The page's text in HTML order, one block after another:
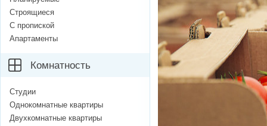
Строящиеся
С пропиской
Апартаменты
Комнатность
Студии
Однокомнатные квартиры
Двухкомнатные квартиры